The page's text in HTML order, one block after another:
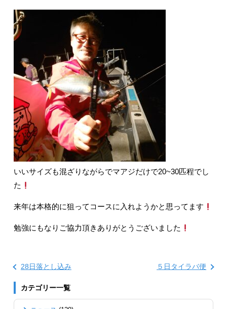
いいサイズも混ざりながらでマアジだけで20~30匹程でし
た
来年は本格的に狙ってコースに入れようかと思ってます
勉強にもなりご協力頂きありがとうございました
28日落とし込み ５日タイラバ便
カテゴリー一覧